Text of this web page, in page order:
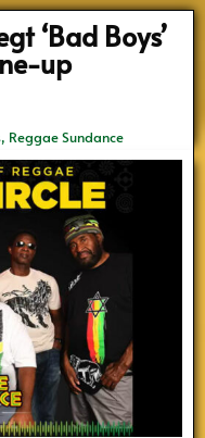
‘Bad Boys’
up
, Reggae Sundance